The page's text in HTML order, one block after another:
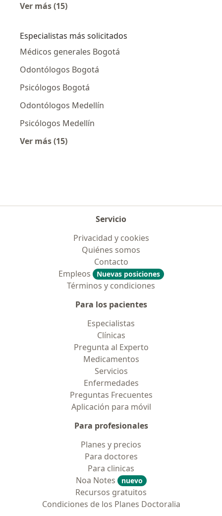
Ver más (15)
Especialistas más solicitados
Médicos generales Bogotá
Odontólogos Bogotá
Psicólogos Bogotá
Odontólogos Medellín
Psicólogos Medellín
Ver más (15)
Servicio
Privacidad y cookies
Quiénes somos
Contacto
Empleos
Nuevas posiciones
Términos y condiciones
Para los pacientes
Especialistas
Clínicas
Pregunta al Experto
Medicamentos
Servicios
Enfermedades
Preguntas Frecuentes
Aplicación para móvil
Para profesionales
Planes y precios
Para doctores
Para clinicas
Noa Notes
nuevo
Recursos gratuitos
Condiciones de los Planes Doctoralia